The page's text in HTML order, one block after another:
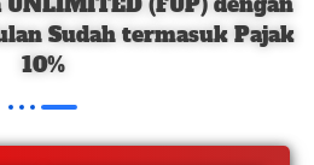
Sudah termasuk Pajak
10%